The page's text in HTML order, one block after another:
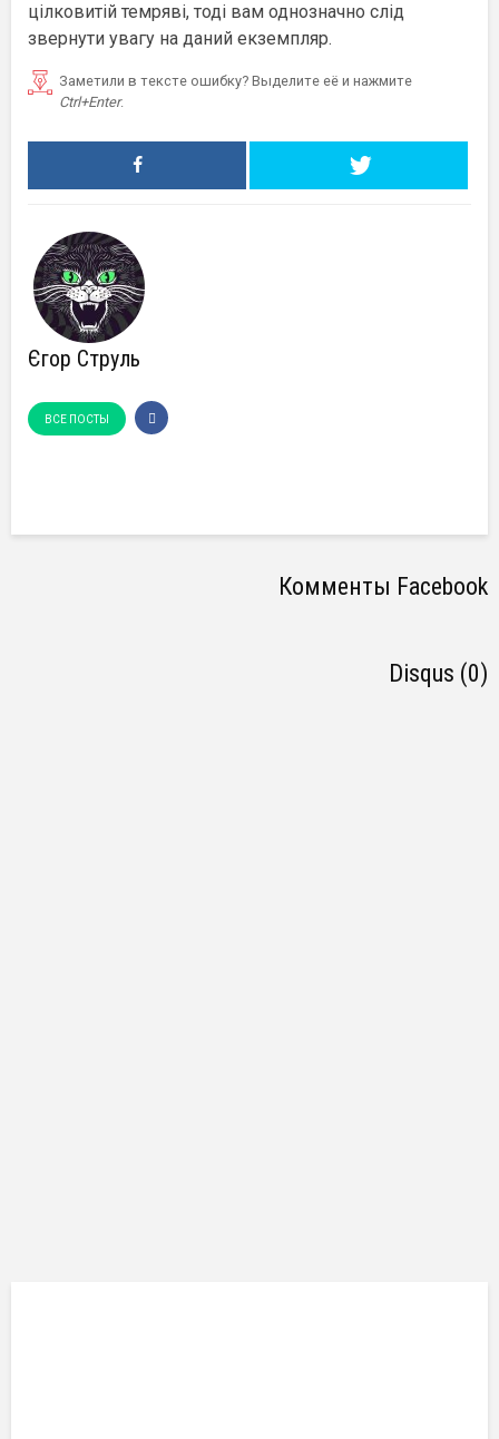
цілковитій темряві, тоді вам однозначно слід
звернути увагу на даний екземпляр.
Заметили в тексте ошибку? Выделите её и нажмите
Ctrl+Enter.
Єгор Струль
ВСЕ ПОСТЫ
Комменты Facebook
Disqus (0)